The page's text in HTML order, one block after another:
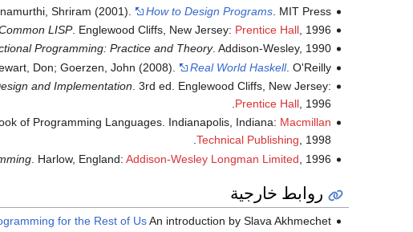
Shriram (2001).
How to Design Programs. MIT Press.
LISP. Englewood Cliffs, New Jersey: Prentice Hall, 1996.
Programming: Practice and Theory. Addison-Wesley, 1990.
Don; Goerzen, John (2008).
Real World Haskell. O'Reilly.
and Implementation . 3rd ed. Englewood Cliffs, New Jersey:
Prentice Hall, 1996.
of Programming Languages. Indianapolis, Indiana: Macmillan
Technical Publishing, 1998.
. Harlow, England: Addison-Wesley Longman Limited , 1996.
روابط خارجية
for the Rest of UsAn introduction by Slava Akhmechet